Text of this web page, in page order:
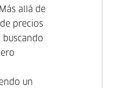
allá de
precios
un